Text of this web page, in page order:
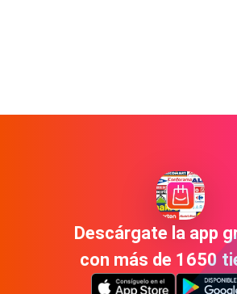
Descárgate la app
con más de 1650